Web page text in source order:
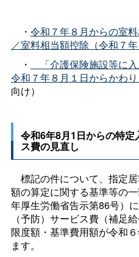
・ 令和７年８月からの室
／室料相当額控除（令和７年
・
「介護保険施設等に
令和７年８月１日からかわり
向け）
令和6年8月1日からの特
ス費の見直し
標記の件について、指定
額の算定に関する基準等の
年厚生労働省告示第86号）
（予防）サービス費（補足
限度額・基準費用額が令和
ます。